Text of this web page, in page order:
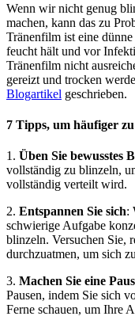
Wenn wir nicht genug
machen, kann das zu
Tränenfilm ist eine
feucht hält und vor
Tränenfilm nicht
gereizt und trocken
Blogartikel geschrieben.
7 Tipps, um häufiger
1. Üben Sie bewusstes
vollständig zu blinzeln,
vollständig verteilt wird.
2. Entspannen Sie sich:
schwierige Aufgabe
blinzeln. Versuchen Sie,
durchzuatmen, um sich
3. Machen Sie eine
Pausen, indem Sie sich
Ferne schauen, um Ihre